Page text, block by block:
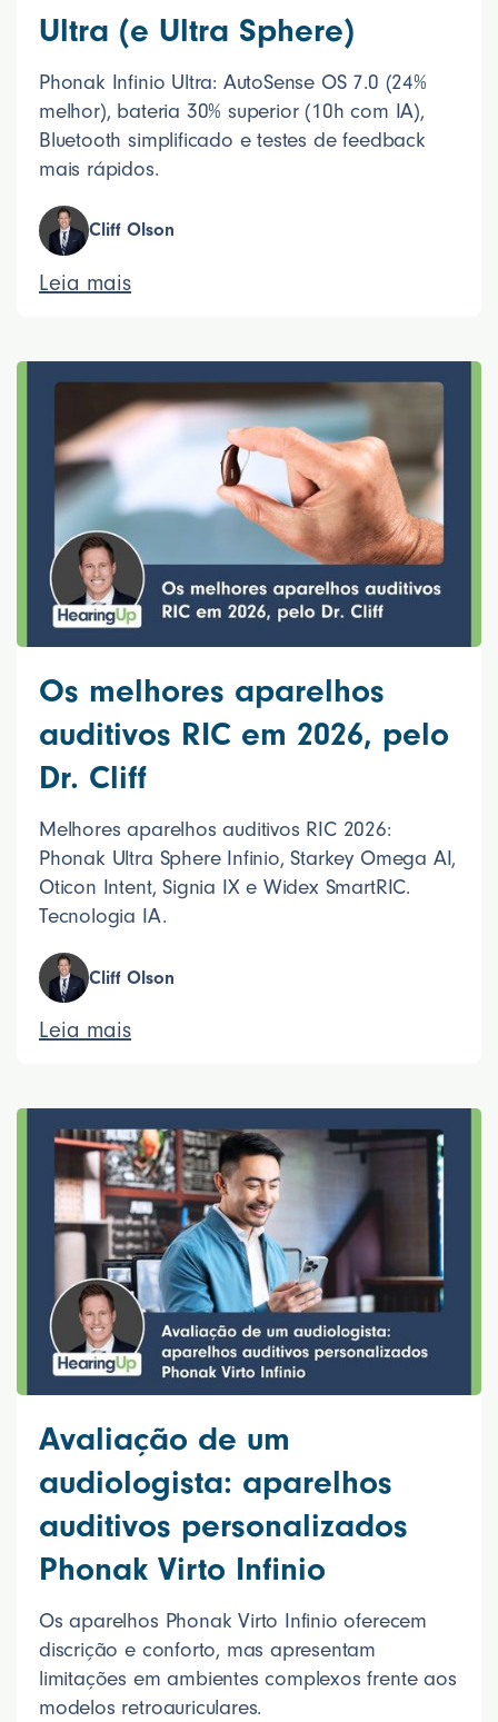
Ultra (e Ultra Sphere)
Phonak Infinio Ultra: AutoSense OS 7.0 (24%
melhor), bateria 30% superior (10h com IA),
Bluetooth simplificado e testes de feedback
mais rápidos.
Cliff Olson
Leia mais
Os melhores aparelhos
auditivos RIC em 2026, pelo
Dr. Cliff
Melhores aparelhos auditivos RIC 2026:
Phonak Ultra Sphere Infinio, Starkey Omega AI,
Oticon Intent, Signia IX e Widex SmartRIC.
Tecnologia IA.
Cliff Olson
Leia mais
Avaliação de um
audiologista: aparelhos
auditivos personalizados
Phonak Virto Infinio
Os aparelhos Phonak Virto Infinio oferecem
discrição e conforto, mas apresentam
limitações em ambientes complexos frente aos
modelos retroauriculares.